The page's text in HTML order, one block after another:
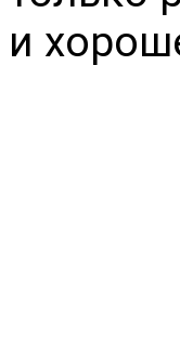
и